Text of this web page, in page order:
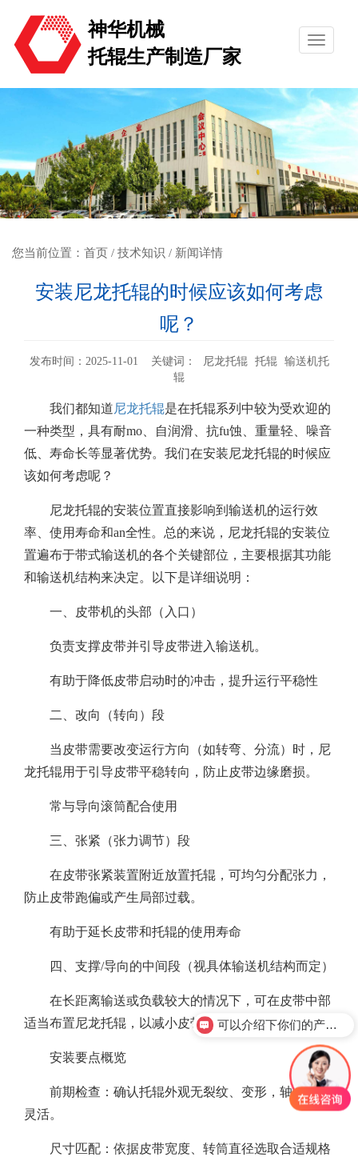
神华机械
托辊生产制造厂家
您当前位置： 首页 / 技术知识 / 新闻详情
安装尼龙托辊的时候应该如何考虑
呢？
发布时间：2025-11-01 关键词： 尼龙托辊 托辊
输送机托
辊
我们都知道尼龙托辊是在托辊系列中较为受欢迎的
一种类型，具有耐mo、自润滑、抗fu蚀、重量轻、噪音
低、寿命长等显著优势。我们在安装尼龙托辊的时候应
该如何考虑呢？
尼龙托辊的安装位置直接影响到输送机的运行效
率、使用寿命和an全性。总的来说，尼龙托辊的安装位
置遍布于带式输送机的各个关键部位，主要根据其功能
和输送机结构来决定。以下是详细说明：
一、皮带机的头部（入口）‍
负责支撑皮带并引导皮带进入输送机。
有助于降低皮带启动时的冲击，提升运行平稳性
二、改向（转向）段
当皮带需要改变运行方向（如转弯、分流）时，尼
龙托辊用于引导皮带平稳转向，防止皮带边缘磨损。
常与导向滚筒配合使用
三、张紧（张力调节）段
在皮带张紧装置附近放置托辊，可均匀分配张力，
防止皮带跑偏或产生局部过载。
有助于延长皮带和托辊的使用寿命
四、支撑/导向的中间段（视具体输送机结构而定）
在长距离输送或负载较大的情况下，可在皮带中部
适当布置尼龙托辊，以减小皮带自重对驱动端的负担。
安装要点概览
前期检查：确认托辊外观无裂纹、变形，轴承转动
灵活。
尺寸匹配：依据皮带宽度、转筒直径选取合适规格
可以介绍下你们的产品么？